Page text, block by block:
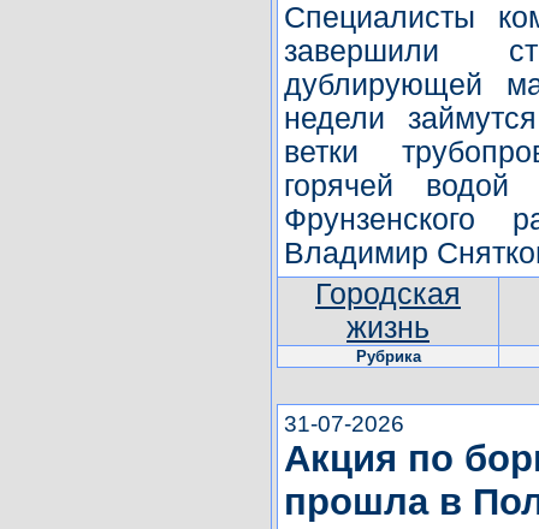
Специалисты
завершили
дублирующей
недели
ветки
горячей
Фрунзенского
Владимир
Городская
жизнь
Рубрика
31-07-2026
Акция по
прошла в